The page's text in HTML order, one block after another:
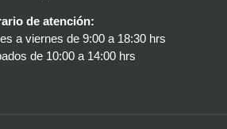
de atención:
a viernes de 9:00 a 18:30 hrs
de 10:00 a 14:00 hrs